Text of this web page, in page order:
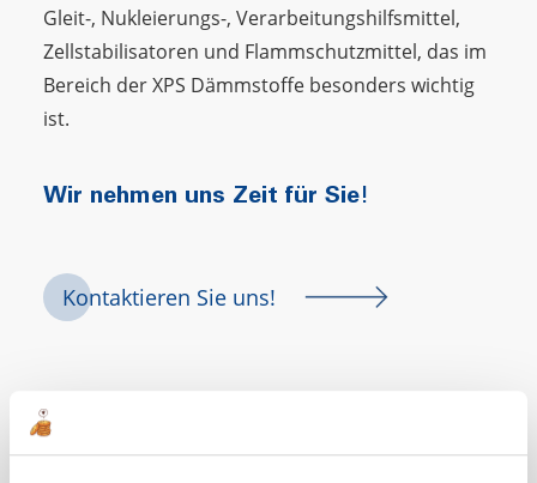
Gleit-, Nukleierungs-, Verarbeitungshilfsmittel,
Zellstabilisatoren und Flammschutzmittel, das im
Bereich der XPS Dämmstoffe besonders wichtig
ist.
Wir nehmen uns Zeit für Sie!
Kontaktieren Sie uns!
Weitere interessante Themen